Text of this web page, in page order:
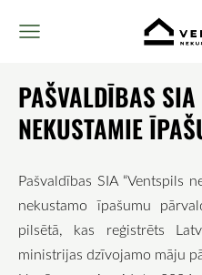
PAŠVALDĪBAS SIA
NEKUSTAMIE
Pašvaldības SIA “Ventspils
nekustamo īpašumu
pilsētā, kas reģistrēts
ministrijas dzīvojamo māju